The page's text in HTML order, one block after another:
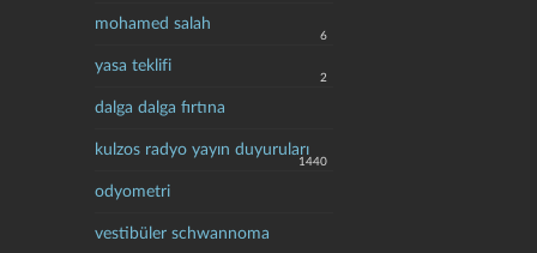
mohamed salah
6
yasa teklifi
2
dalga dalga fırtına
kulzos radyo yayın duyuruları
1440
odyometri
vestibüler schwannoma